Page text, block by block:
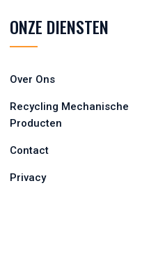
ONZE DIENSTEN
Over Ons
Recycling Mechanische
Producten
Contact
Privacy